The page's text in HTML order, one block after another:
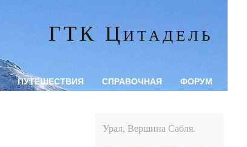
ГТК Цитадель
ПУТЕШЕСТВИЯ СПРАВОЧНАЯ ФОРУМ
Урал, Вершина Сабля.